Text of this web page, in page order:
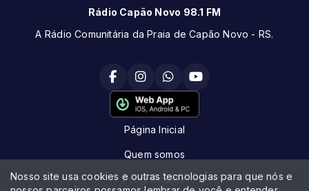
Rádio Capão Novo 98.1 FM
A Rádio Comunitária da Praia de Capão Novo - RS.
Página Inicial
Quem somos
Programação
Nosso site usa cookies e outras tecnologias para que nós e